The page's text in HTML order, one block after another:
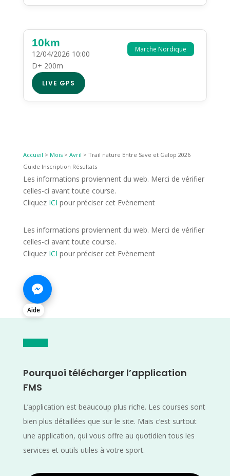
Marche Nordique
10km
12/04/2026 10:00
D+ 200m
LIVE GPS
Accueil > Mois> Avril > Trail nature Entre Save et Galop 2026
Guide Inscription Résultats
Les informations proviennent du web. Merci de vérifier
celles-ci avant toute course.
Cliquez ICI pour préciser cet Evènement
Les informations proviennent du web. Merci de vérifier
celles-ci avant toute course.
Cliquez ICI pour préciser cet Evènement
Aide
Pourquoi télécharger l’application
FMS
L’application est beaucoup plus riche. Les courses sont
bien plus détaillées que sur le site. Mais c’est surtout
une application, qui vous offre au quotidien tous les
services et outils utiles à votre sport.